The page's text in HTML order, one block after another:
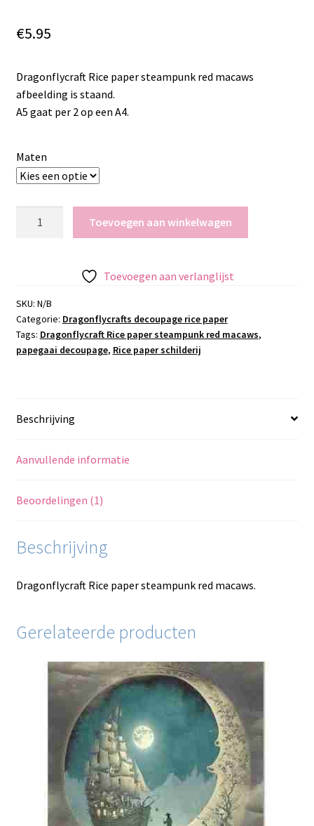
€5.95
Dragonflycraft Rice paper steampunk red macaws
afbeelding is staand.
A5 gaat per 2 op een A4.
Maten
macaws
aantal
Toevoegen aan winkelwagen
Toevoegen aan verlanglijst
SKU: N/B
Categorie: Dragonflycrafts decoupage rice paper
Tags: Dragonflycraft Rice paper steampunk red macaws,
papegaai decoupage, Rice paper schilderij
Beschrijving
Aanvullende informatie
Beoordelingen (1)
Beschrijving
Dragonflycraft Rice paper steampunk red macaws.
Gerelateerde producten